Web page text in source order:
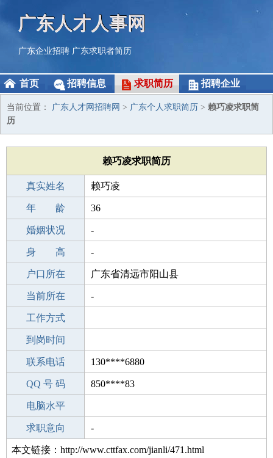
广东人才人事网
广东企业招聘 广东求职者简历
首页 招聘信息 求职简历 招聘企业
当前位置： 广东人才网招聘网 > 广东个人求职简历 > 赖巧凌求职简
历
赖巧凌求职简历
真实姓名 赖巧凌
性 别 女
年 龄 36
出生年月 1990-12-14
婚姻状况 -
学 历 初中
身 高 -
毕业学校 兴仁初级中学
户口所在 广东省清远市阳山县
所学专业 -
当前所在 -
工作经验
工作方式
驾 照
到岗时间
期望月薪
联系电话 130****6880
手机号码 130****6880
QQ 号 码 850****83
微信号码
电脑水平
外语水平
求职意向 -
本文链接：http://www.cttfax.com/jianli/471.html